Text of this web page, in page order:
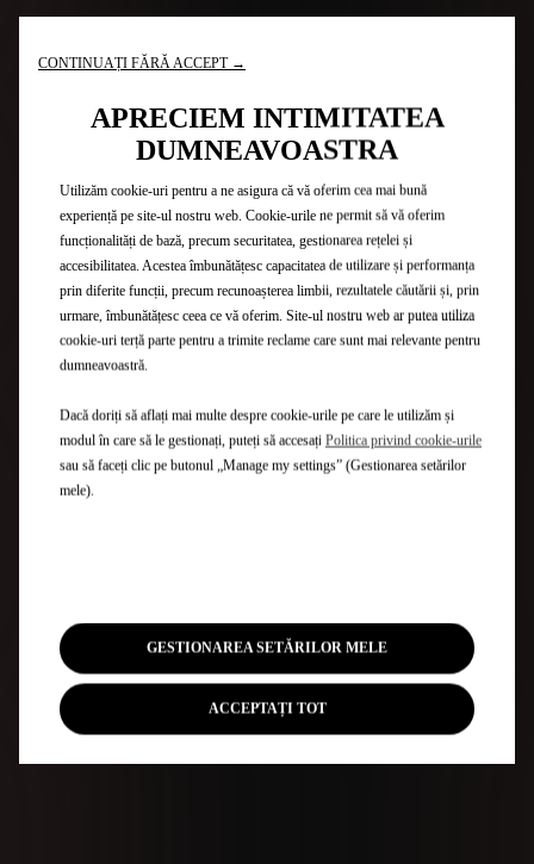
CONTINUAȚI FĂRĂ ACCEPT →
APRECIEM INTIMITATEA
DUMNEAVOASTRA
Utilizăm cookie-uri pentru a ne asigura că vă oferim cea mai bună
experiență pe site-ul nostru web. Cookie-urile ne permit să vă oferim
funcționalități de bază, precum securitatea, gestionarea rețelei și
accesibilitatea. Acestea îmbunătățesc capacitatea de utilizare și performanța
prin diferite funcții, precum recunoașterea limbii, rezultatele căutării și, prin
urmare, îmbunătățesc ceea ce vă oferim. Site-ul nostru web ar putea utiliza
cookie-uri terță parte pentru a trimite reclame care sunt mai relevante pentru
dumneavoastră.
Dacă doriți să aflați mai multe despre cookie-urile pe care le utilizăm și
modul în care să le gestionați, puteți să accesați Politica privind cookie-urile
sau să faceți clic pe butonul „Manage my settings” (Gestionarea setărilor
mele).
GESTIONAREA SETĂRILOR MELE
ACCEPTAȚI TOT